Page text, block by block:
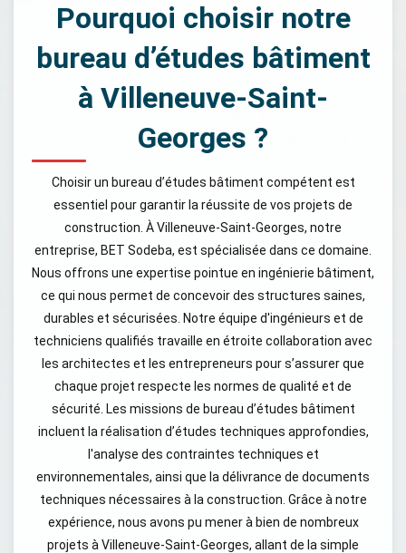
Pourquoi choisir notre
bureau d’études bâtiment
à Villeneuve-Saint-
Georges ?
Choisir un bureau d’études bâtiment compétent est
essentiel pour garantir la réussite de vos projets de
construction. À Villeneuve-Saint-Georges, notre
entreprise, BET Sodeba, est spécialisée dans ce domaine.
Nous offrons une expertise pointue en ingénierie bâtiment,
ce qui nous permet de concevoir des structures saines,
durables et sécurisées. Notre équipe d'ingénieurs et de
techniciens qualifiés travaille en étroite collaboration avec
les architectes et les entrepreneurs pour s’assurer que
chaque projet respecte les normes de qualité et de
sécurité. Les missions de bureau d’études bâtiment
incluent la réalisation d’études techniques approfondies,
l'analyse des contraintes techniques et
environnementales, ainsi que la délivrance de documents
techniques nécessaires à la construction. Grâce à notre
expérience, nous avons pu mener à bien de nombreux
projets à Villeneuve-Saint-Georges, allant de la simple